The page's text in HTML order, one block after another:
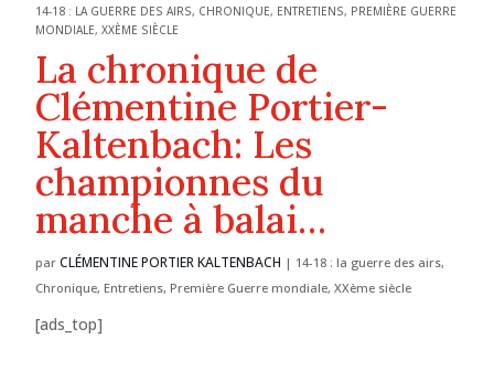
14-18 : LA GUERRE DES AIRS, CHRONIQUE, ENTRETIENS, PREMIÈRE GUERRE
MONDIALE,XXÈME SIÈCLE
La chronique de
Clémentine Portier-
Kaltenbach: Les
championnes du
manche à balai…
parCLÉMENTINE PORTIER KALTENBACH | 14-18 : la guerre des airs,
Chronique, Entretiens, Première Guerre mondiale,XXème siècle
[ads_top]